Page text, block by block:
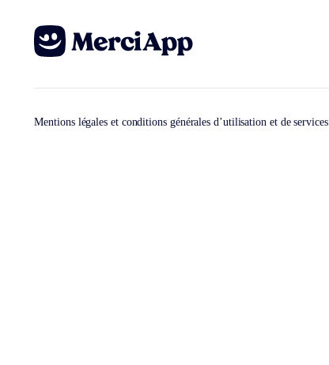
Mentions légales et conditions générales d’utilisation et de services